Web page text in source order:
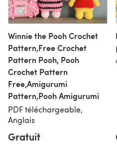
Winnie the Pooh Crochet
Pattern,Free Crochet
Pattern Pooh, Pooh
Crochet Pattern
Free,Amigurumi
Pattern,Pooh Amigurumi
PDF téléchargeable,
Anglais
Gratuit